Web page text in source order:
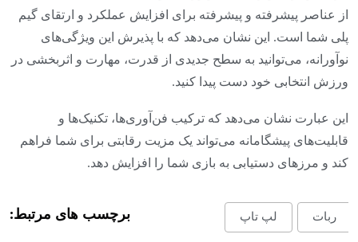
از عناصر پیشرفته و پیشرفته برای افزایش عملکرد و ارتقای گیم
پلی شما است. این نشان می‌دهد که با پذیرش این ویژگی‌های
نوآورانه، می‌توانید به سطح جدیدی از قدرت، مهارت و اثربخشی در
ورزش انتخابی خود دست پیدا کنید.
این عبارت نشان می‌دهد که ترکیب فن‌آوری‌ها، تکنیک‌ها و
قابلیت‌های پیشگامانه می‌تواند یک مزیت رقابتی برای شما فراهم
کند و مرزهای دستیابی به بازی شما را افزایش دهد.
برچسب های مرتبط: ربات لپ تاپ